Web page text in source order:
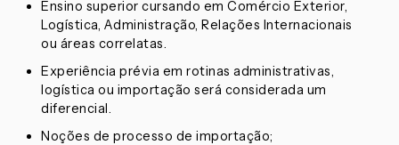
Ensino superior cursando em Comércio Exterior,
Logística, Administração, Relações Internacionais
ou áreas correlatas.
Experiência prévia em rotinas administrativas,
logística ou importação será considerada um
diferencial.
Noções de processo de importação;